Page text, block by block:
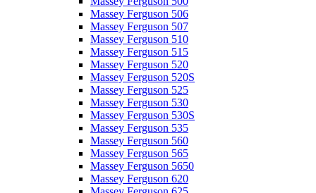
Massey Ferguson 506
Massey Ferguson 507
Massey Ferguson 510
Massey Ferguson 515
Massey Ferguson 520
Massey Ferguson 520S
Massey Ferguson 525
Massey Ferguson 530
Massey Ferguson 530S
Massey Ferguson 535
Massey Ferguson 560
Massey Ferguson 565
Massey Ferguson 5650
Massey Ferguson 620